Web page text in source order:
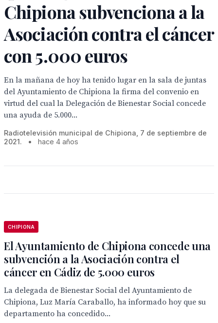
Chipiona subvenciona a la
Asociación contra el cáncer
con 5.000 euros
En la mañana de hoy ha tenido lugar en la sala de juntas
del Ayuntamiento de Chipiona la firma del convenio en
virtud del cual la Delegación de Bienestar Social concede
una ayuda de 5.000...
Radiotelevisión municipal de Chipiona, 7 de septiembre de
2021.
• hace 4 años
CHIPIONA
El Ayuntamiento de Chipiona concede una
subvención a la Asociación contra el
cáncer en Cádiz de 5.000 euros
La delegada de Bienestar Social del Ayuntamiento de
Chipiona, Luz María Caraballo, ha informado hoy que su
departamento ha concedido...